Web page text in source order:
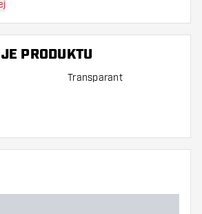
PRODUKTU
Transparant